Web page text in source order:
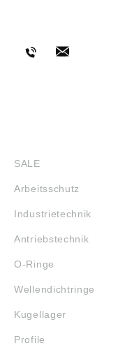
SALE
Arbeitsschutz
Industrietechnik
Antriebstechnik
O-Ringe
Wellendichtringe
Kugellager
Profile